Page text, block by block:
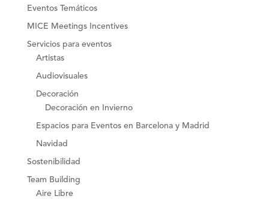
Eventos Temáticos
MICE Meetings Incentives
Servicios para eventos
Artistas
Audiovisuales
Decoración
Decoración en Invierno
Espacios para Eventos en Barcelona y Madrid
Navidad
Sostenibilidad
Team Building
Aire Libre